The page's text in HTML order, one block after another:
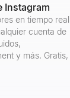
Instagram
en tiempo real
cuenta de
y más. Gratis,